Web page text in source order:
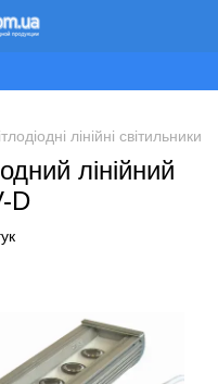
лінійні світильники
лінійний
D